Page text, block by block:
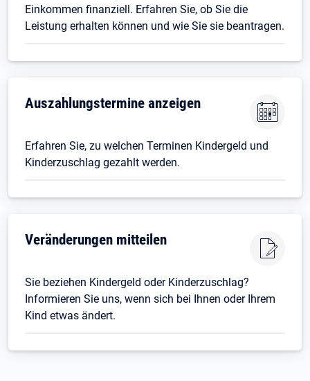
Einkommen finanziell. Erfahren Sie, ob Sie die
Leistung erhalten können und wie Sie sie beantragen.
Auszahlungstermine anzeigen
Erfahren Sie, zu welchen Terminen Kindergeld und
Kinderzuschlag gezahlt werden.
Veränderungen mitteilen
Sie beziehen Kindergeld oder Kinderzuschlag?
Informieren Sie uns, wenn sich bei Ihnen oder Ihrem
Kind etwas ändert.